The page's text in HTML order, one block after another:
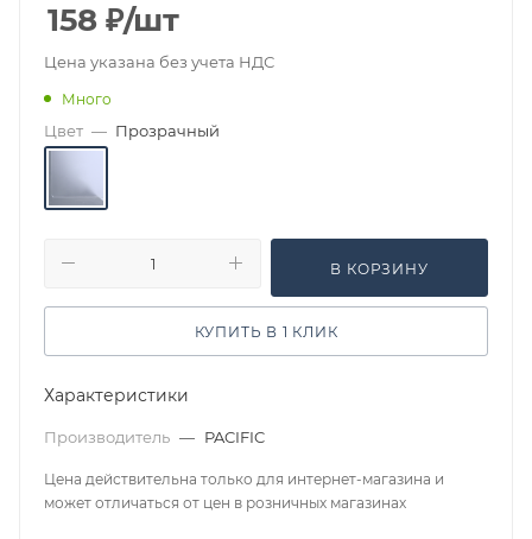
158 ₽/шт
Цена указана без учета НДС
Много
Цвет — Прозрачный
В КОРЗИНУ
КУПИТЬ В 1 КЛИК
Характеристики
Производитель — PACIFIC
Цена действительна только для интернет-магазина и
может отличаться от цен в розничных магазинах